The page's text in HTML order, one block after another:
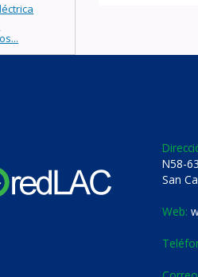
N58-
San
Web: